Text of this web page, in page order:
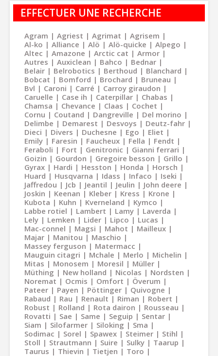
EFFECTUER UNE RECHERCHE
Agram Agriest Agrimat
Agrisem
Al-ko
Alliance Alö Alö-quicke
Alpego
Altec
Amazone Arctic cat
Armor
Autres
Auxiclean Bahco
Bednar
Belair
Belrobotics Berthoud
Blanchard
Bobcat
Bomford Brochard
Bruneau
Bvl
Caroni Carré
Carroy giraudon
Caruelle
Case ih Caterpillar
Chabas
Chamsa
Chevance Claas
Cochet
Cornu
Coutand Dangreville
Del morino
Delimbe
Demarest Desvoys
Deutz-fahr
Dieci
Divers Duchesne Ego
Eliet
Emily
Faresin Faucheux Fella
Fendt
Feraboli
Fort Genitronic
Gianni ferrari
Goizin
Gourdon Gregoire besson
Grillo
Gyrax
Hardi Hesston Honda
Horsch
Huard
Husqvarna Idass Infaco
Iseki
Jaffredou
Jcb Jeantil Jeulin
John deere
Joskin
Keenan Kleber Kress
Krone
Kubota
Kuhn Kverneland
Kymco
Labbe rotiel
Lambert Lamy
Laverda
Lely
Lemken Lider Lipco
Lucas
Mac-connel
Magsi Mahot
Mailleux
Majar
Manitou
Maschio
Massey ferguson
Matermacc
Mauguin citagri
Mchale Merlo
Michelin
Mitas
Monosem Moresil
Müller
Müthing
New holland Nicolas
Nordsten
Noremat
Ocmis Omfort
Överum
Pateer
Payen Pöttinger
Quivogne
Rabaud
Rau Renault Riman
Robert
Robust
Rolland Rota dairon
Rousseau
Rovatti
Sae Same Seguip
Sentar
Siam
Silofarmer Siloking
Sma
Sodimac
Sorel Spawex Steimer
Stihl
Stoll
Strautmann Suire Sulky
Taarup
Taurus
Thievin Tietjen
Toro